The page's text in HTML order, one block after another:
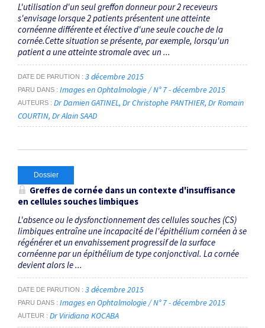
L'utilisation d'un seul greffon donneur pour 2 receveurs
s'envisage lorsque 2 patients présentent une atteinte
cornéenne différente et élective d'une seule couche de la
cornée.Cette situation se présente, par exemple, lorsqu'un
patient a une atteinte stromale avec un ...
DATE DE PARUTION 3 décembre 2015
PARU DANS Images en Ophtalmologie / N° 7 - décembre 2015
AUTEURS Dr Damien GATINEL Dr Christophe PANTHIER Dr Romain
COURTIN Dr Alain SAAD
Dossier
Greffes de cornée dans un contexte d'insuffisance
en cellules souches limbiques
L'absence ou le dysfonctionnement des cellules souches (CS)
limbiques entraîne une incapacité de l'épithélium cornéen à se
régénérer et un envahissement progressif de la surface
cornéenne par un épithélium de type conjonctival. La cornée
devient alors le ...
DATE DE PARUTION 3 décembre 2015
PARU DANS Images en Ophtalmologie / N° 7 - décembre 2015
AUTEUR Dr Viridiana KOCABA